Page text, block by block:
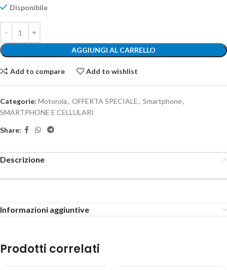
Disponibile
AGGIUNGI AL CARRELLO
Add to compare Add to wishlist
Categorie: Motorola, OFFERTA SPECIALE, Smartphone,
SMARTPHONE E CELLULARI
Share:
Descrizione
Informazioni aggiuntive
Prodotti correlati